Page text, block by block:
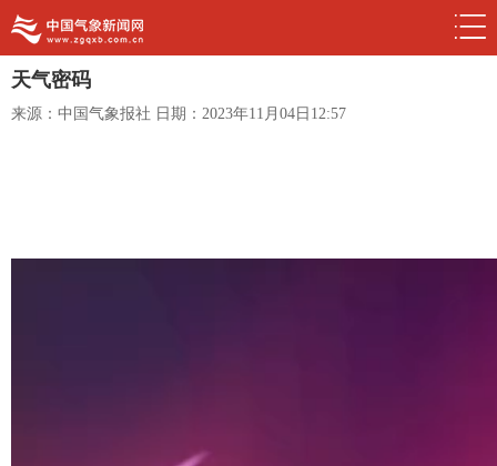
天气密码
来源：中国气象报社 日期：2023年11月04日12:57